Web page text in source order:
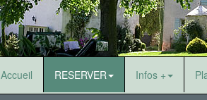
Accueil RESERVER Infos +